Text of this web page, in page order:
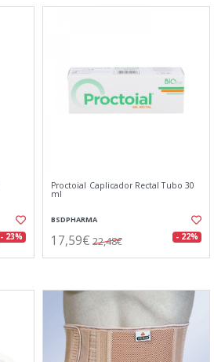
- 23%
Proctoial Caplicador Rectal Tubo 30
ml
BSDPHARMA
17,59€ 22,48€ - 22%